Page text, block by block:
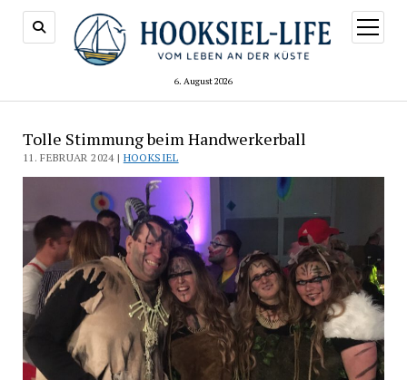
6. August 2026
Menü
öffnen
Tolle Stimmung beim Handwerkerball
11. FEBRUAR 2024 | HOOKSIEL